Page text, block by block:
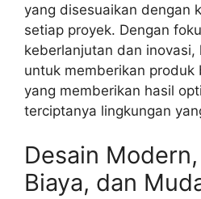
yang disesuaikan dengan
setiap proyek. Dengan
keberlanjutan dan inovasi,
untuk memberikan produk
yang memberikan hasil
terciptanya lingkungan
Desain
Biaya, dan